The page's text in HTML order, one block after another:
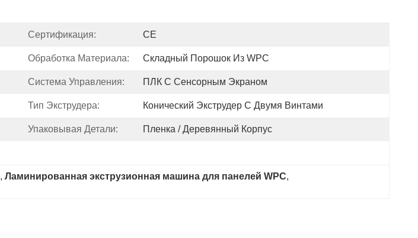
Сертификация: CE
Обработка Материала: Складный Порошок Из WPC
Система Управления: ПЛК С Сенсорным Экраном
Тип Экструдера: Конический Экструдер С Двумя Винтами
Упаковывая Детали: Пленка / Деревянный Корпус
, Ламинированная экструзионная машина для панелей WPC